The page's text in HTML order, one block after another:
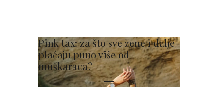
Pink tax: za što sve žene i dalje
plaćaju puno više od
muškaraca?